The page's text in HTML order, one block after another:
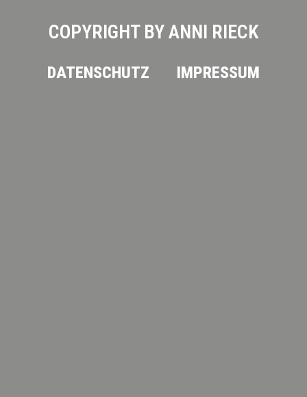
COPYRIGHT BY ANNI RIECK
DATENSCHUTZ IMPRESSUM